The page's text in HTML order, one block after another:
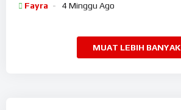
Fayra 4 Minggu Ago
MUAT LEBIH BANYAK